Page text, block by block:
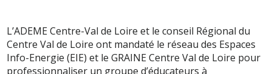
L’ADEME Centre-Val de Loire et le conseil Régional du
Centre Val de Loire ont mandaté le réseau des Espaces
Info-Energie (EIE) et le GRAINE Centre Val de Loire pour
professionnaliser un groupe d’éducateurs à